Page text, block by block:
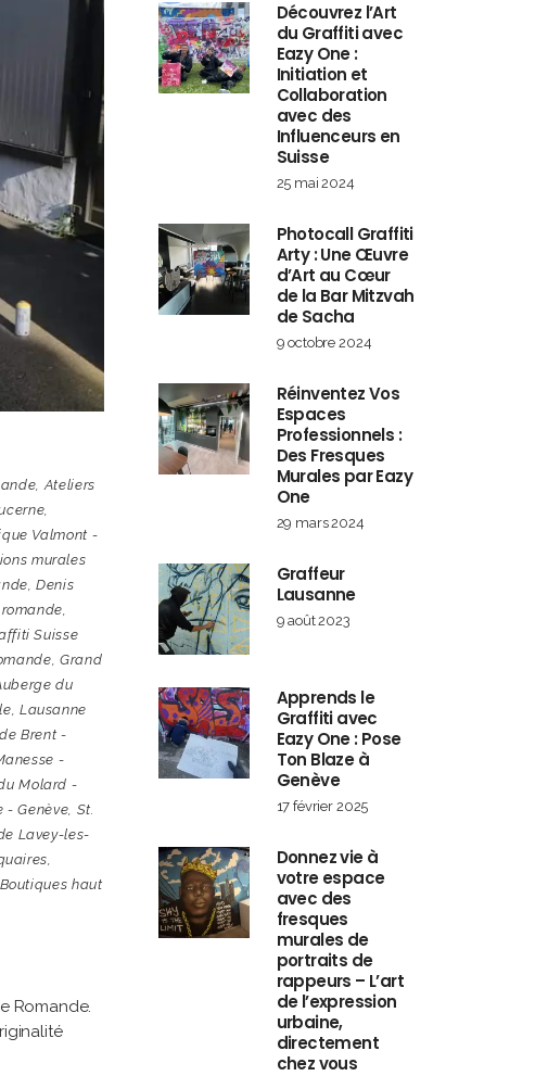
Ateliers
Valmont -
murales
,Denis
Suisse
,Grand
du
Lausanne
Brent -
-
Molard -
- Genève St.
Lavey-les-
haut
Romande.
Découvrez l’Art
du Graffiti avec
Eazy One :
Initiation et
Collaboration
avec des
Influenceurs en
Suisse
25 mai 2024
Photocall Graffiti
Arty : Une Œuvre
d’Art au Cœur
de la Bar Mitzvah
de Sacha
9 octobre 2024
Réinventez Vos
Espaces
Professionnels :
Des Fresques
Murales par Eazy
One
29 mars 2024
Graffeur
Lausanne
9 août 2023
Apprends le
Graffiti avec
Eazy One : Pose
Ton Blaze à
Genève
17 février 2025
Donnez vie à
votre espace
avec des
fresques
murales de
portraits de
rappeurs – L’art
de l’expression
urbaine,
directement
chez vous